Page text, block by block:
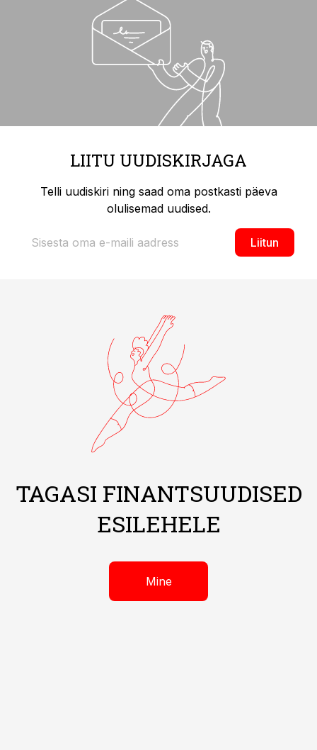
LIITU UUDISKIRJAGA
Telli uudiskiri ning saad oma postkasti päeva
olulisemad uudised.
Liitun
TAGASI FINANTSUUDISED
ESILEHELE
Mine